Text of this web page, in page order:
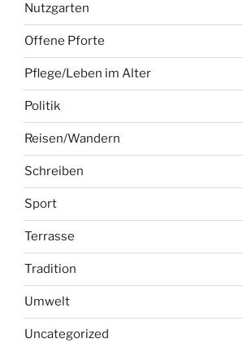
Nutzgarten
Offene Pforte
Pflege/Leben im Alter
Politik
Reisen/Wandern
Schreiben
Sport
Terrasse
Tradition
Umwelt
Uncategorized